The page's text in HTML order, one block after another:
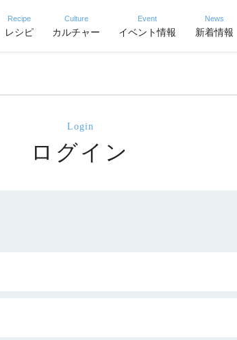
Recipe
レシピ
Culture
カルチャー
Event
イベント情報
News
新着情報
Login
ログイン